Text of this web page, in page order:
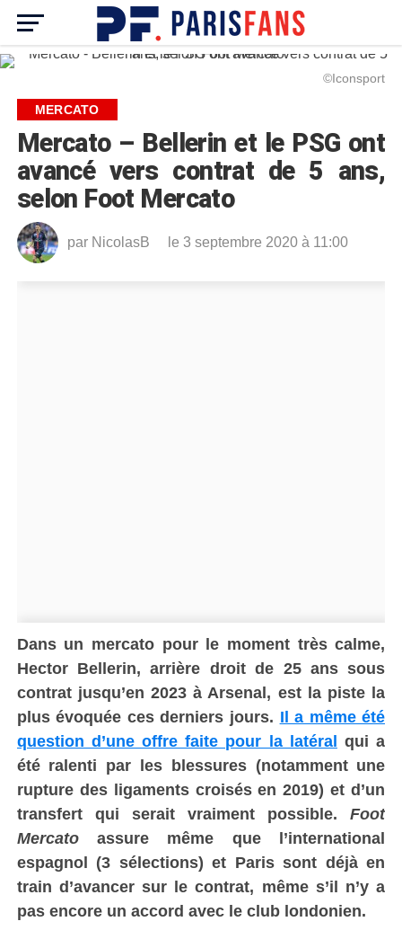
©Iconsport
MERCATO
Mercato – Bellerin et le PSG ont
avancé vers contrat de 5 ans,
selon Foot Mercato
par NicolasB le 3 septembre 2020 à 11:00
Dans un mercato pour le moment très calme,
Hector Bellerin, arrière droit de 25 ans sous
contrat jusqu’en 2023 à Arsenal, est la piste la
plus évoquée ces derniers jours. Il a même été
question d’une offre faite pour la latéral qui a
été ralenti par les blessures (notamment une
rupture des ligaments croisés en 2019) et d’un
transfert qui serait vraiment possible.Foot
Mercatoassure même que l’international
espagnol (3 sélections) et Paris sont déjà en
train d’avancer sur le contrat, même s’il n’y a
pas encore un accord avec le club londonien.